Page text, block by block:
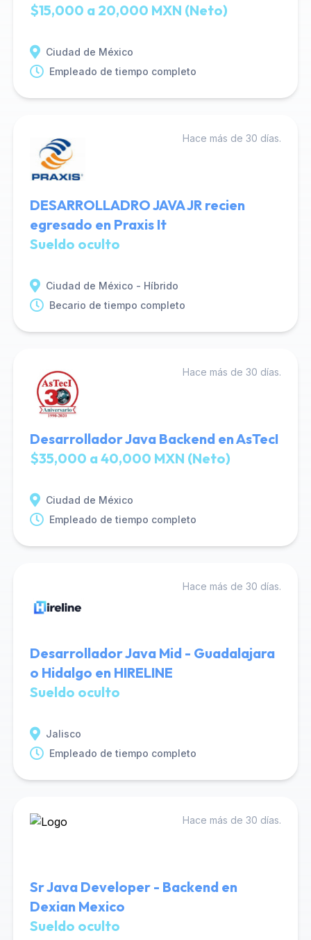
$15,000 a 20,000 MXN (Neto)
Ciudad de México
Empleado de tiempo completo
Hace más de 30 días.
DESARROLLADRO JAVA JR recien
egresado en Praxis It
Sueldo oculto
Ciudad de México - Híbrido
Becario de tiempo completo
Hace más de 30 días.
Desarrollador Java Backend en AsTecI
$35,000 a 40,000 MXN (Neto)
Ciudad de México
Empleado de tiempo completo
Hace más de 30 días.
Desarrollador Java Mid - Guadalajara
o Hidalgo en HIRELINE
Sueldo oculto
Jalisco
Empleado de tiempo completo
Hace más de 30 días.
Sr Java Developer - Backend en
Dexian Mexico
Sueldo oculto